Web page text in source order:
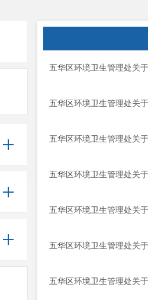
五华区环境卫生管理处关
五华区环境卫生管理处关
五华区环境卫生管理处关
五华区环境卫生管理处关
五华区环境卫生管理处关
五华区环境卫生管理处关
五华区环境卫生管理处关